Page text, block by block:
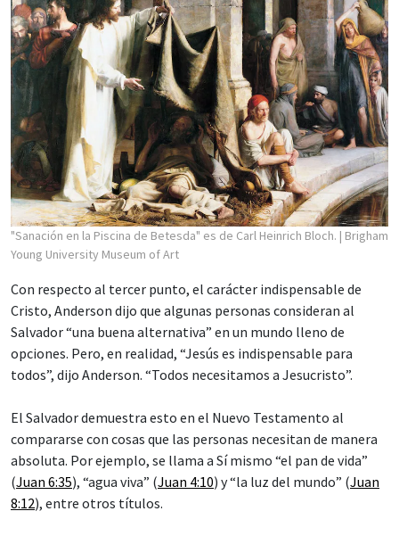
"Sanación en la Piscina de Betesda" es de Carl Heinrich Bloch. | Brigham
Young University Museum of Art
Con respecto al tercer punto, el carácter indispensable de
Cristo, Anderson dijo que algunas personas consideran al
Salvador “una buena alternativa” en un mundo lleno de
opciones. Pero, en realidad, “Jesús es indispensable para
todos”, dijo Anderson. “Todos necesitamos a Jesucristo”.
El Salvador demuestra esto en el Nuevo Testamento al
compararse con cosas que las personas necesitan de manera
absoluta. Por ejemplo, se llama a Sí mismo “el pan de vida”
(Juan 6:35), “agua viva” (Juan 4:10) y “la luz del mundo” (Juan
8:12), entre otros títulos.